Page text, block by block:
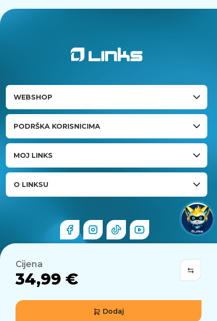
Cijena
34,99 €
Dodaj
WEBSHOP
PODRŠKA KORISNICIMA
MOJ LINKS
O LINKSU